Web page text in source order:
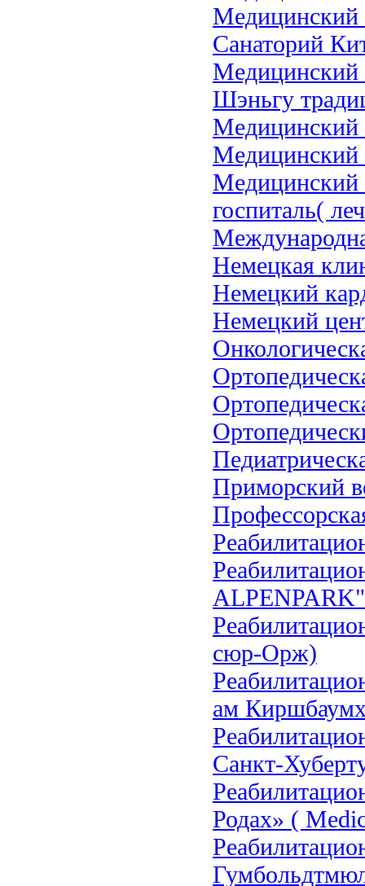
Медицинский
Санаторий
Медицинский
Шэньгу
Медицинский
Медицинский
госпиталь(
Немецкая
Немецкий
Немецкий
Приморский
ALPENPARK"
сюр-Орж)
ам
Санкт-
Родах» (